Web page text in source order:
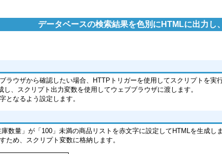
データベースの検索結果を色別にHTMLに出力し
ウザから確認したい場合、HTTPトリガーを使用してスクリプトを実行
、スクリプト出力変数を使用してウェブブラウザに渡します。
となるよう設定します。
数量」が「100」未満の商品リストを赤文字に設定してHTMLを生成しま
ため、スクリプト変数に格納します。